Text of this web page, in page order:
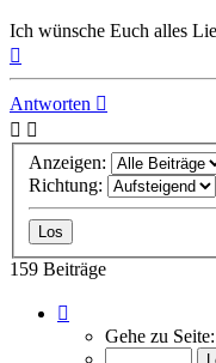
Ich wünsche Euch alles
Antworten
Anzeigen:
Richtung:
159 Beiträge
von
Gehe zu Seite: